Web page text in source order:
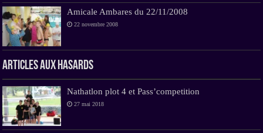
Amicale Ambares du 22/11/2008
22 novembre 2008
Articles aux hasards
Nathatlon plot 4 et Pass’competition
27 mai 2018